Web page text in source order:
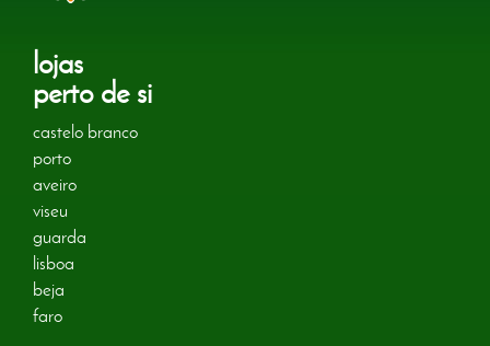
lojas
perto de si
castelo branco
porto
aveiro
viseu
guarda
lisboa
beja
faro